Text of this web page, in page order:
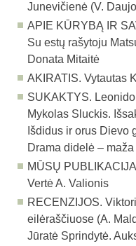
Junevičienė (V.
APIE KŪRYBĄ IR
Su estų rašytoju
Donata Mitaitė
AKIRATIS. Vytautas
SUKAKTYS.
Mykolas Sluckis.
Išdidus ir orus Dievo
Drama didelė – maža
MŪSŲ
Vertė A. Valionis
RECENZIJOS.
eilėraščiuose (A.
Jūratė Sprindytė.